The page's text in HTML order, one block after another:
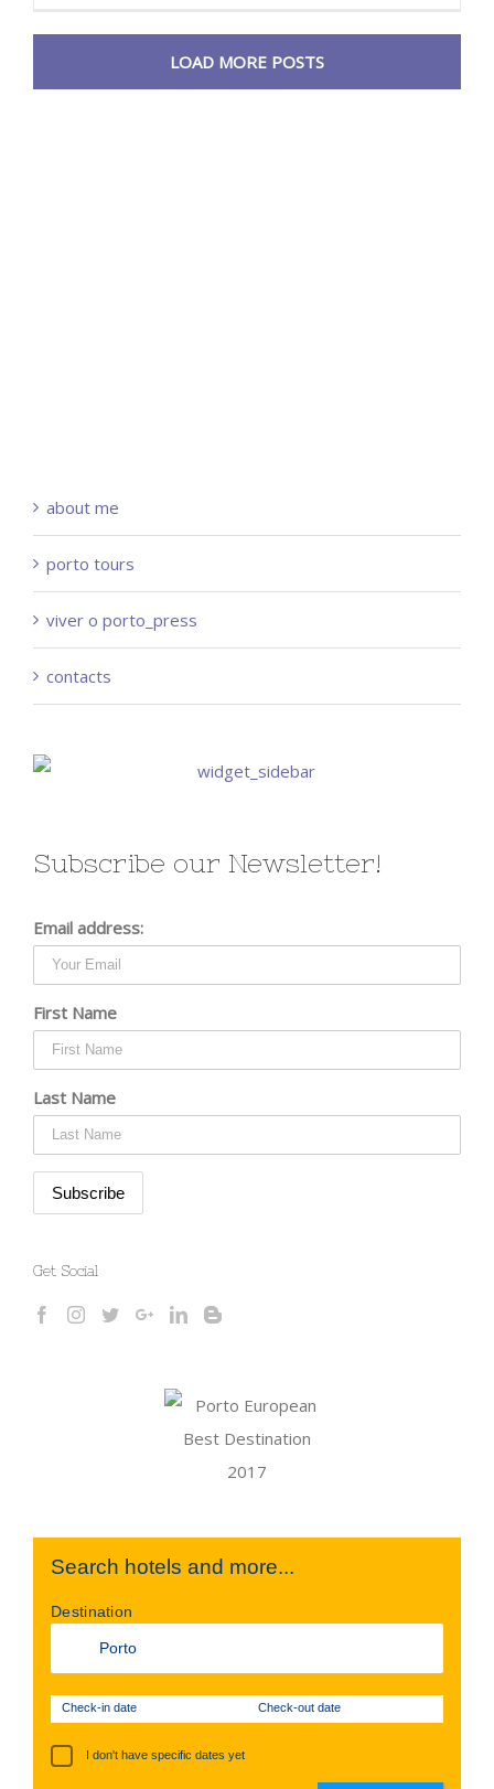
LOAD MORE POSTS
about me
porto tours
viver o porto_press
contacts
Subscribe our Newsletter!
Email address:
First Name
Last Name
Get Social
Search hotels and more...
Destination
Check-in date Check-out date
I don't have specific dates yet